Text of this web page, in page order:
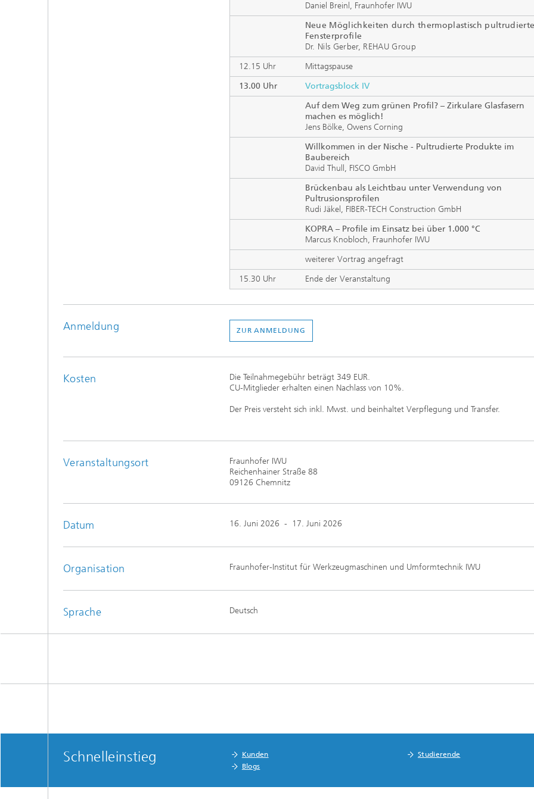
Daniel Breinl, Fraunhofer IWU
Neue Möglichkeiten durch thermoplastisch
Fensterprofile
Dr. Nils Gerber, REHAU Group
12.15 Uhr
Mittagspause
13.00 Uhr
Vortragsblock IV
Auf dem Weg zum grünen Profil? – Zirkulare Glasfasern
machen es möglich!
Jens Bölke, Owens Corning
Willkommen in der Nische - Pultrudierte Produkte im
Baubereich
David Thull, FISCO GmbH
Brückenbau als Leichtbau unter Verwendung von
Pultrusionsprofilen
Rudi Jäkel, FIBER-TECH Construction GmbH
KOPRA – Profile im Einsatz bei über 1.000 °C
Marcus Knobloch, Fraunhofer IWU
weiterer Vortrag angefragt
15.30 Uhr
Ende der Veranstaltung
Anmeldung ZUR ANMELDUNG
Kosten
Die Teilnahmegebühr beträgt 349 EUR.
CU-Mitglieder erhalten einen Nachlass von 10%.
Der Preis versteht sich inkl. Mwst. und beinhaltet Verpflegung und Transfer.
Veranstaltungsort
Fraunhofer IWU
Reichenhainer Straße 88
09126 Chemnitz
Datum 16. Juni 2026 - 17. Juni 2026
Organisation Fraunhofer-Institut für Werkzeugmaschinen und Umformtechnik IWU
Sprache Deutsch
Schnelleinstieg Kunden
Studierende
Blogs